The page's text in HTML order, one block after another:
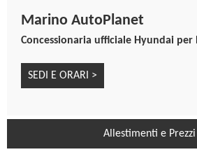
Marino AutoPlanet
Concessionaria ufficiale Hyundai per
SEDI E ORARI >
Allestimenti e Prezzi